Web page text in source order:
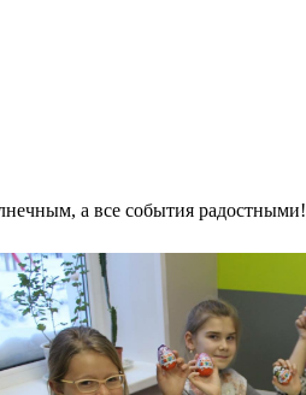
а все события радостными!